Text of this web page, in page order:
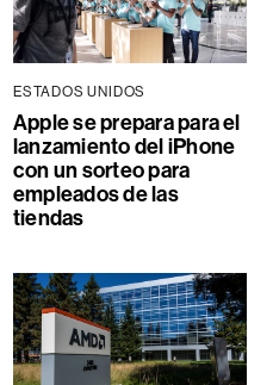
ESTADOS UNIDOS
Apple se prepara para el
lanzamiento del iPhone
con un sorteo para
empleados de las
tiendas